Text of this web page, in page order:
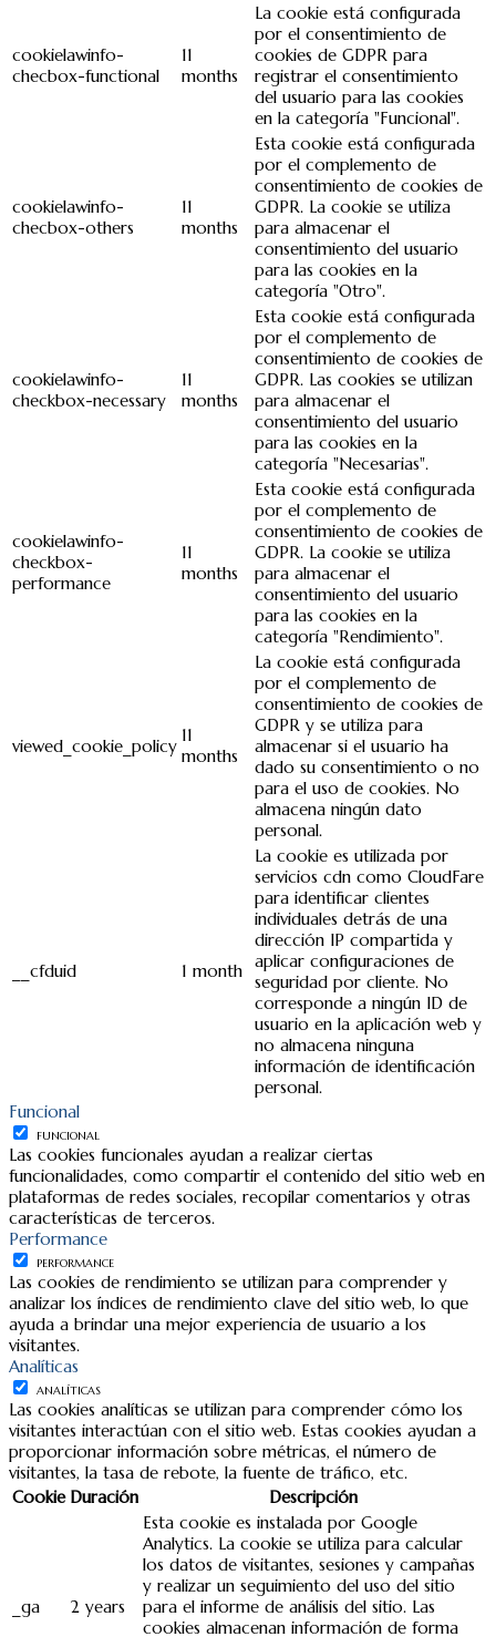
cookielawinfo-
checbox-functional
11
months
La cookie está configurada
por el consentimiento de
cookies de GDPR para
registrar el consentimiento
del usuario para las cookies
en la categoría "Funcional".
cookielawinfo-
checbox-others
11
months
Esta cookie está configurada
por el complemento de
consentimiento de cookies de
GDPR. La cookie se utiliza
para almacenar el
consentimiento del usuario
para las cookies en la
categoría "Otro".
cookielawinfo-
checkbox-necessary
11
months
Esta cookie está configurada
por el complemento de
consentimiento de cookies de
GDPR. Las cookies se utilizan
para almacenar el
consentimiento del usuario
para las cookies en la
categoría "Necesarias".
cookielawinfo-
checkbox-
performance
11
months
Esta cookie está configurada
por el complemento de
consentimiento de cookies de
GDPR. La cookie se utiliza
para almacenar el
consentimiento del usuario
para las cookies en la
categoría "Rendimiento".
viewed_cookie_policy
11
months
La cookie está configurada
por el complemento de
consentimiento de cookies de
GDPR y se utiliza para
almacenar si el usuario ha
dado su consentimiento o no
para el uso de cookies. No
almacena ningún dato
personal.
__cfduid 1 month
La cookie es utilizada por
servicios cdn como CloudFare
para identificar clientes
individuales detrás de una
dirección IP compartida y
aplicar configuraciones de
seguridad por cliente. No
corresponde a ningún ID de
usuario en la aplicación web y
no almacena ninguna
información de identificación
personal.
Funcional
FUNCIONAL
Las cookies funcionales ayudan a realizar ciertas
funcionalidades, como compartir el contenido del sitio web en
plataformas de redes sociales, recopilar comentarios y otras
características de terceros.
Performance
PERFORMANCE
Las cookies de rendimiento se utilizan para comprender y
analizar los índices de rendimiento clave del sitio web, lo que
ayuda a brindar una mejor experiencia de usuario a los
visitantes.
Analíticas
ANALÍTICAS
Las cookies analíticas se utilizan para comprender cómo los
visitantes interactúan con el sitio web. Estas cookies ayudan a
proporcionar información sobre métricas, el número de
visitantes, la tasa de rebote, la fuente de tráfico, etc.
Cookie Duración Descripción
_ga 2 years
Esta cookie es instalada por Google
Analytics. La cookie se utiliza para calcular
los datos de visitantes, sesiones y campañas
y realizar un seguimiento del uso del sitio
para el informe de análisis del sitio. Las
cookies almacenan información de forma